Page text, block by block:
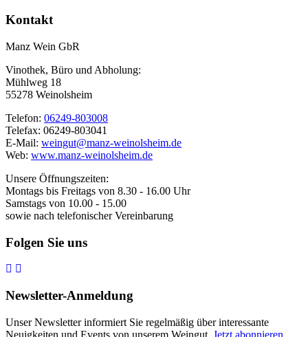
Kontakt
Manz Wein GbR
Vinothek, Büro und Abholung:
Mühlweg 18
55278 Weinolsheim
Telefon: 06249-803008
Telefax: 06249-803041
E-Mail: weingut@manz-weinolsheim.de
Web: www.manz-weinolsheim.de
Unsere Öffnungszeiten:
Montags bis Freitags von 8.30 - 16.00 Uhr
Samstags von 10.00 - 15.00
sowie nach telefonischer Vereinbarung
Folgen Sie uns
Newsletter-Anmeldung
Unser Newsletter informiert Sie regelmäßig über interessante
Neuigkeiten und Events von unserem Weingut. Jetzt abonnieren